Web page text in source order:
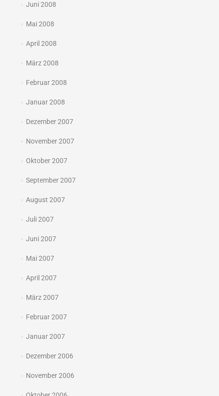
Juni 2008
Mai 2008
April 2008
März 2008
Februar 2008
Januar 2008
Dezember 2007
November 2007
Oktober 2007
September 2007
August 2007
Juli 2007
Juni 2007
Mai 2007
April 2007
März 2007
Februar 2007
Januar 2007
Dezember 2006
November 2006